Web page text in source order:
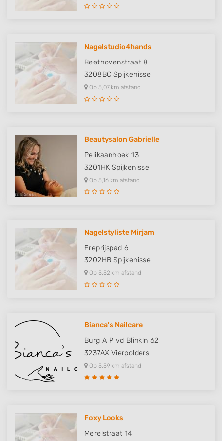
Nagelstudio4hands
Beethovenstraat 8
3208BC Spijkenisse
Op 5,07 km afstand
Beautysalon Gabrielle
Pelikaanhoek 13
3201HK Spijkenisse
Op 5,16 km afstand
Nagelstyliste Mirjam
Ereprijspad 6
3202HB Spijkenisse
Op 5,52 km afstand
Bianca’s Nailcare
Burg A P vd Blinkln 62
3237AX Vierpolders
Op 5,59 km afstand
Foxy Looks
Merelstraat 14